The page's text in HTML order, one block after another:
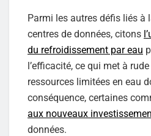
Parmi les autres défis liés à
centres de données, citons
du refroidissement par eau
l’efficacité, ce qui met à
ressources limitées en eau
conséquence, certaines
aux nouveaux
données.